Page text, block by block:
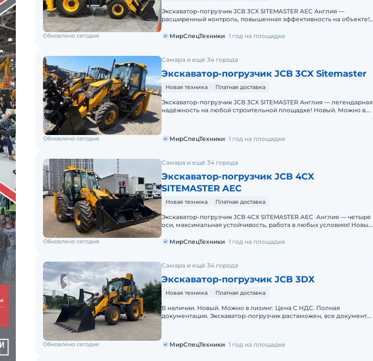
Экскаватор-погрузчик JCB 3CX SITEMASTER AEC Англия —
расширенный контроль, повышенная эффективность на объекте!
Обновлено сегодня МирСпецТехники 1 год на площадке
Самара и ещё 34 города
Экскаватор-погрузчик JCB 3CX Sitemaster
Новая техника Платная доставка
Экскаватор-погрузчик JCB 3CX SITEMASTER Англия — легендарная
надёжность на любой строительной площадке! Новый. Можно в
Обновлено сегодня МирСпецТехники 1 год на площадке
Самара и ещё 34 города
Экскаватор-погрузчик JCB 4CX
SITEMASTER AEC
Новая техника Платная доставка
Экскаватор-погрузчик JCB 4CX SITEMASTER AEC Англия — четыре
оси, максимальная устойчивость, работа в любых условиях! Новый.
Обновлено сегодня МирСпецТехники 1 год на площадке
Самара и ещё 34 города
Экскаватор-погрузчик JCB 3DX
Новая техника Платная доставка
В наличии. Новый. Можно в лизинг. Цена С НДС. Полная
документация. Экскаватор-погрузчик растаможен, все документы
Обновлено сегодня МирСпецТехники 1 год на площадке